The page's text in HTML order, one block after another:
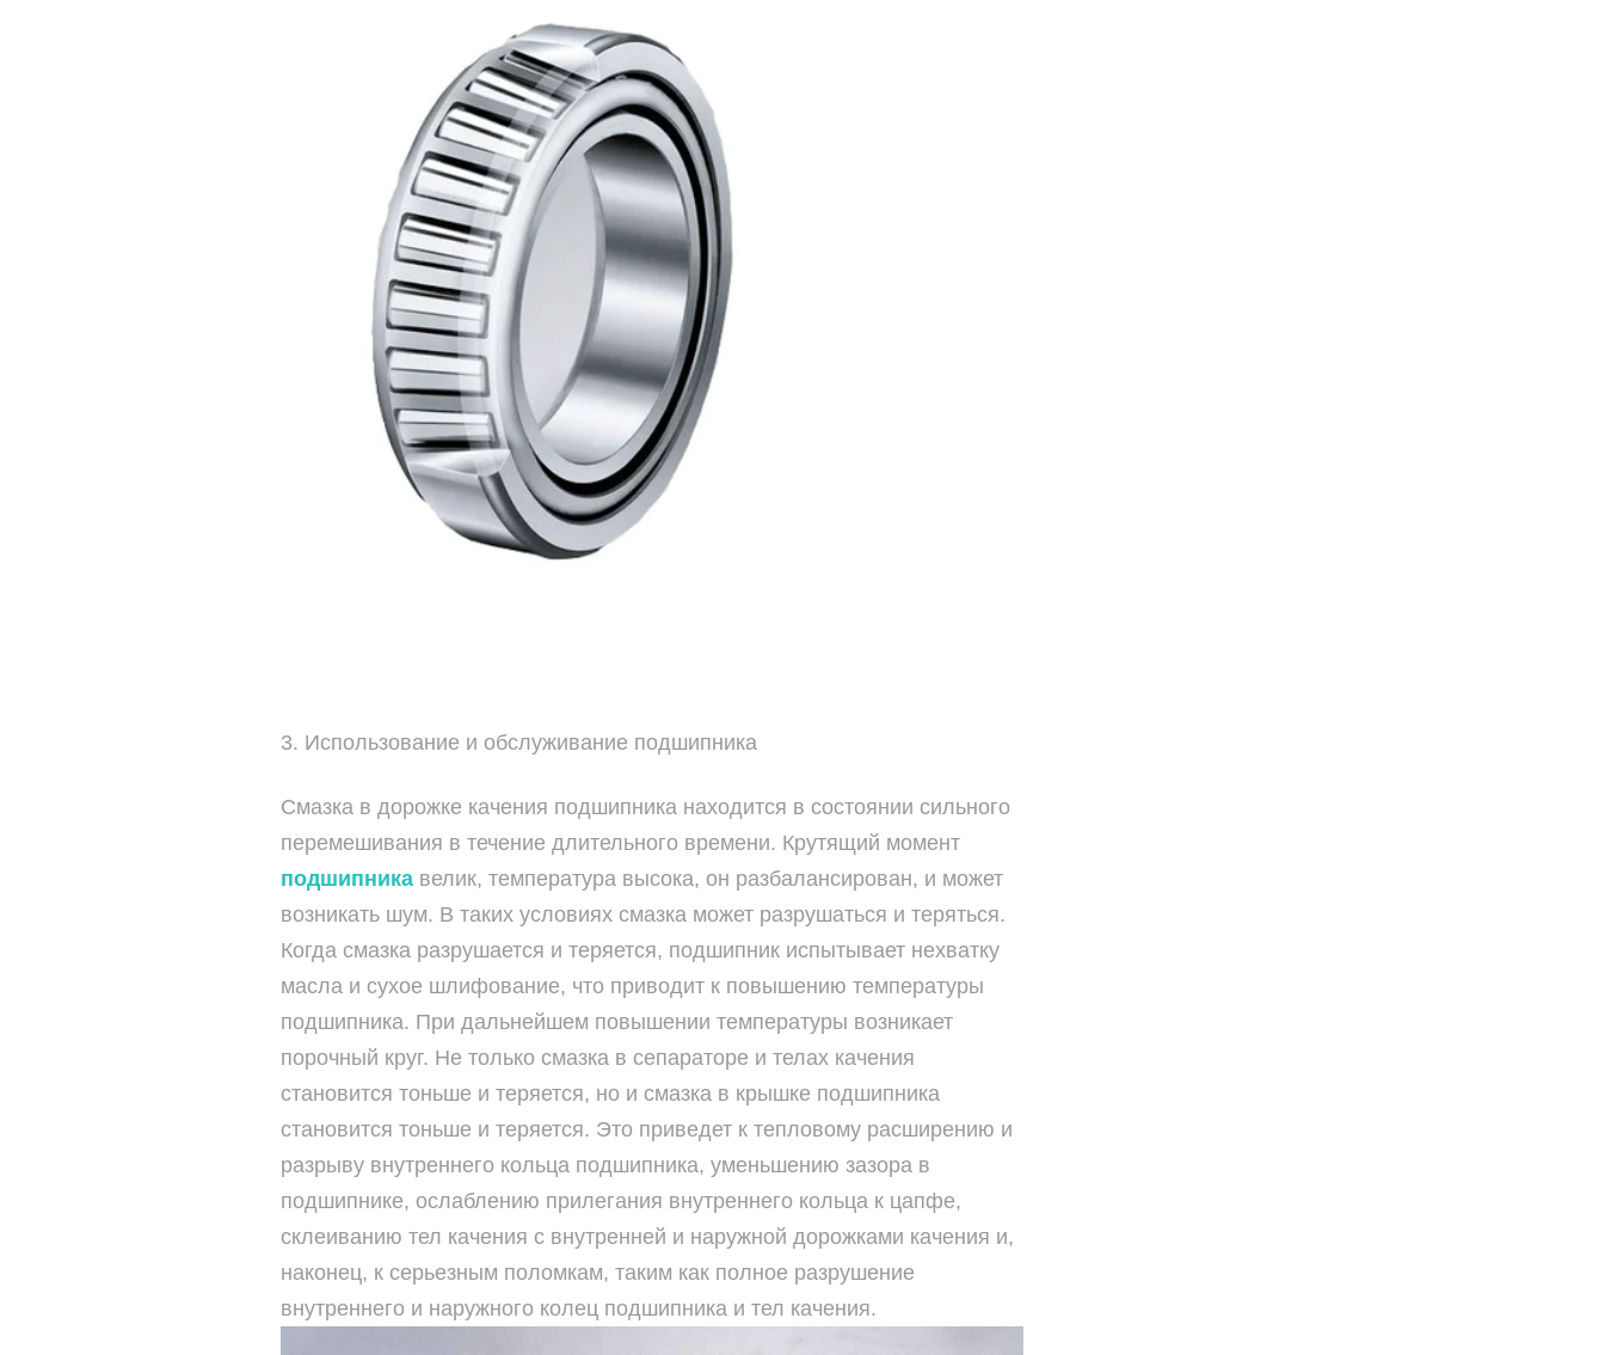
3. Использование и обслуживание подшипника
Смазка в дорожке качения подшипника находится в состоянии сильного
перемешивания в течение длительного времени. Крутящий момент
подшипникавелик, температура высока, он разбалансирован, и может
возникать шум. В таких условиях смазка может разрушаться и теряться.
Когда смазка разрушается и теряется, подшипник испытывает нехватку
масла и сухое шлифование, что приводит к повышению температуры
подшипника. При дальнейшем повышении температуры возникает
порочный круг. Не только смазка в сепараторе и телах качения
становится тоньше и теряется, но и смазка в крышке подшипника
становится тоньше и теряется. Это приведет к тепловому расширению и
разрыву внутреннего кольца подшипника, уменьшению зазора в
подшипнике, ослаблению прилегания внутреннего кольца к цапфе,
склеиванию тел качения с внутренней и наружной дорожками качения и,
наконец, к серьезным поломкам, таким как полное разрушение
внутреннего и наружного колец подшипника и тел качения.